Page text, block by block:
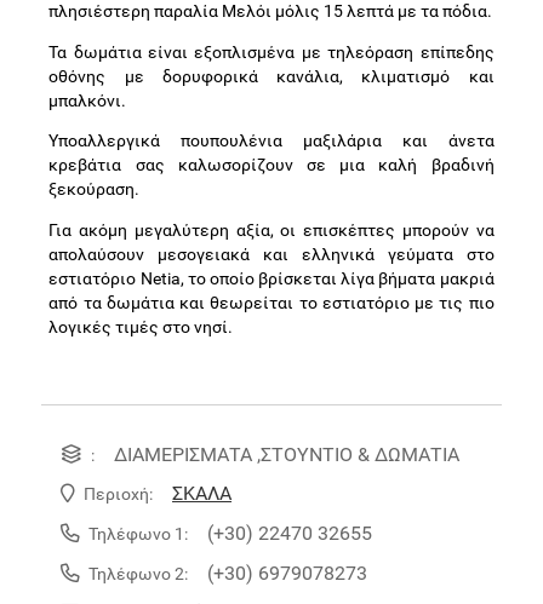
πλησιέστερη παραλία Μελόι μόλις 15 λεπτά με τα πόδια.
Τα δωμάτια είναι εξοπλισμένα με τηλεόραση επίπεδης
οθόνης με δορυφορικά κανάλια, κλιματισμό και
μπαλκόνι.
Υποαλλεργικά πουπουλένια μαξιλάρια και άνετα
κρεβάτια σας καλωσορίζουν σε μια καλή βραδινή
ξεκούραση.
Για ακόμη μεγαλύτερη αξία, οι επισκέπτες μπορούν να
απολαύσουν μεσογειακά και ελληνικά γεύματα στο
εστιατόριο Netia, το οποίο βρίσκεται λίγα βήματα μακριά
από τα δωμάτια και θεωρείται το εστιατόριο με τις πιο
λογικές τιμές στο νησί.
: ΔΙΑΜΕΡΙΣΜΑΤΑ ,ΣΤΟΥΝΤΙΟ & ΔΩΜΑΤΙΑ
Περιοχή: ΣΚΑΛΑ
Τηλέφωνο 1: (+30) 22470 32655
Τηλέφωνο 2: (+30) 6979078273